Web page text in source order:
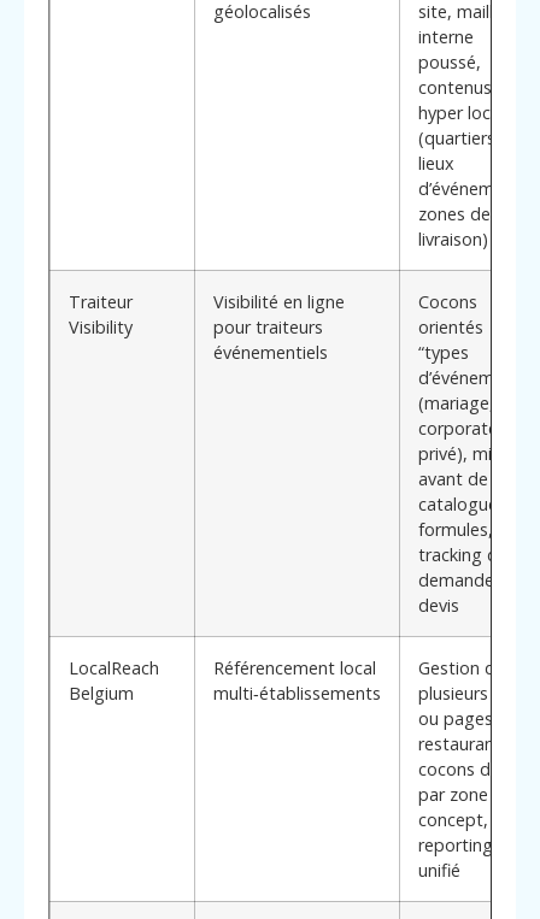
géolocalisés
site, maillage
interne
poussé,
contenus
hyper locaux
(quartiers,
lieux
d’événements,
zones de
livraison)
Traiteur
Visibility
Visibilité en ligne
pour traiteurs
événementiels
Cocons
orientés
“types
d’événements”
(mariage,
corporate,
privé), mise en
avant de
catalogues et
formules,
tracking des
demandes de
devis
LocalReach
Belgium
Référencement local
multi‑établissements
Gestion de
plusieurs sites
ou pages par
restaurant,
cocons dédiés
par zone ou
concept,
reporting
unifié